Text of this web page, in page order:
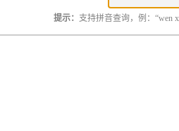
提示： 支持拼音查询，例：“wen